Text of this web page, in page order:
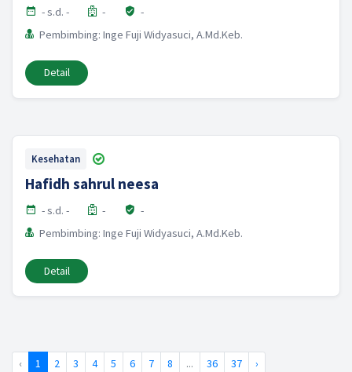
- s.d. - -
-
Pembimbing: Inge Fuji Widyasuci, A.Md.Keb.
Detail
Kesehatan
Hafidh sahrul neesa
- s.d. - -
-
Pembimbing: Inge Fuji Widyasuci, A.Md.Keb.
Detail
‹ 1 2 3 4 5 6 7 8 ... 36 37 ›